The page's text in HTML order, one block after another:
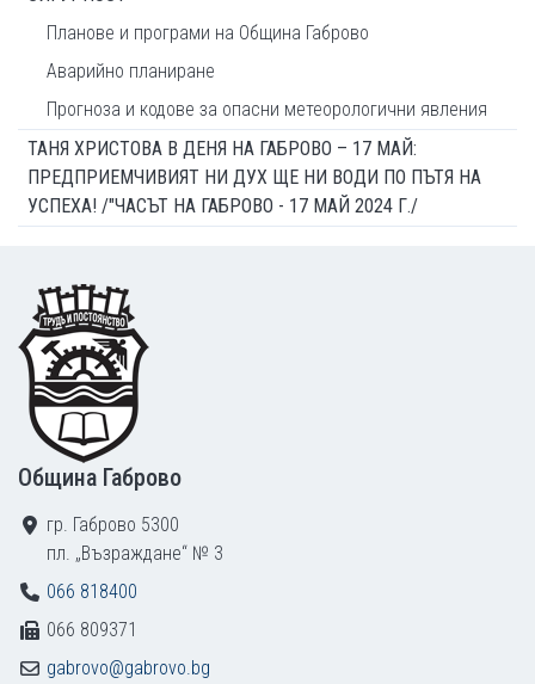
Планове и програми на Община Габрово
Аварийно планиране
Прогноза и кодове за опасни метеорологични явления
ТАНЯ ХРИСТОВА В ДЕНЯ НА ГАБРОВО – 17 МАЙ:
ПРЕДПРИЕМЧИВИЯТ НИ ДУХ ЩЕ НИ ВОДИ ПО ПЪТЯ НА
УСПЕХА! /"ЧАСЪТ НА ГАБРОВО - 17 МАЙ 2024 Г./
Footer
Община Габрово
гр. Габрово 5300
пл. „Възраждане“ № 3
066 818400
066 809371
gabrovo@gabrovo.bg